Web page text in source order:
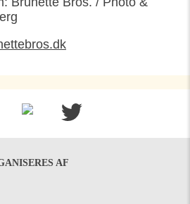
AF